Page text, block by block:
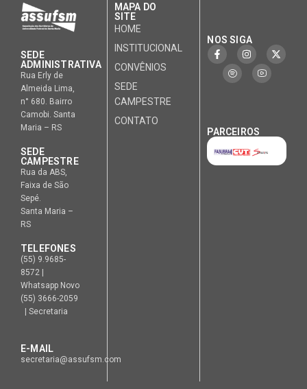
SEDE
ADMINISTRATIVA
Rua Erly de
Almeida Lima,
n° 680. Bairro
Camobi. Santa
Maria – RS
SEDE
CAMPESTRE
Rua da ABS,
Faixa de São
Sepé.
Santa Maria –
RS
TELEFONES
(55) 9.9685-
8572 |
Whatsapp Novo
(55) 3666-2059
| Secretaria
E-MAIL
secretaria@assufsm.com
MAPA DO
SITE
HOME
INSTITUCIONAL
CONVÊNIOS
SEDE
CAMPESTRE
CONTATO
NOS SIGA
PARCEIROS